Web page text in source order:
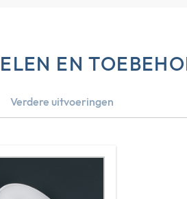
EN
Verdere uitvoeringen